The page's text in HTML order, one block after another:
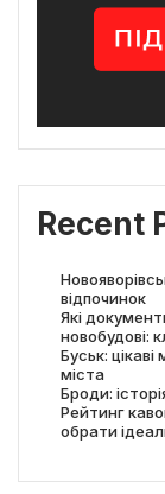
Recent
відпочинок
Які
новобудові:
Буськ:
міста
Броди:
Рейтинг
обрати